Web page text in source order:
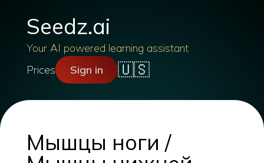
Seedz.ai
Your AI powered learning assistant
Prices
Sign in 🇺🇸
Мышцы ноги /